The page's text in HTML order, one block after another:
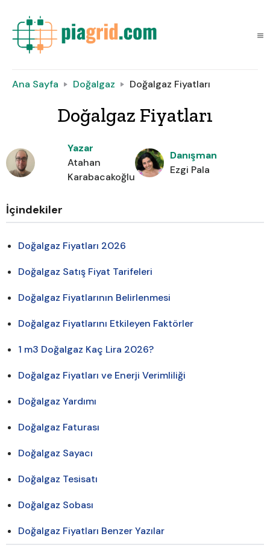
Ana Sayfa Doğalgaz Doğalgaz Fiyatları
Doğalgaz Fiyatları
Yazar
Atahan
Karabacakoğlu
Danışman
Ezgi Pala
İçindekiler
Doğalgaz Fiyatları 2026
Doğalgaz Satış Fiyat Tarifeleri
Doğalgaz Fiyatlarının Belirlenmesi
Doğalgaz Fiyatlarını Etkileyen Faktörler
1 m3 Doğalgaz Kaç Lira 2026?
Doğalgaz Fiyatları ve Enerji Verimliliği
Doğalgaz Yardımı
Doğalgaz Faturası
Doğalgaz Sayacı
Doğalgaz Tesisatı
Doğalgaz Sobası
Doğalgaz Fiyatları Benzer Yazılar